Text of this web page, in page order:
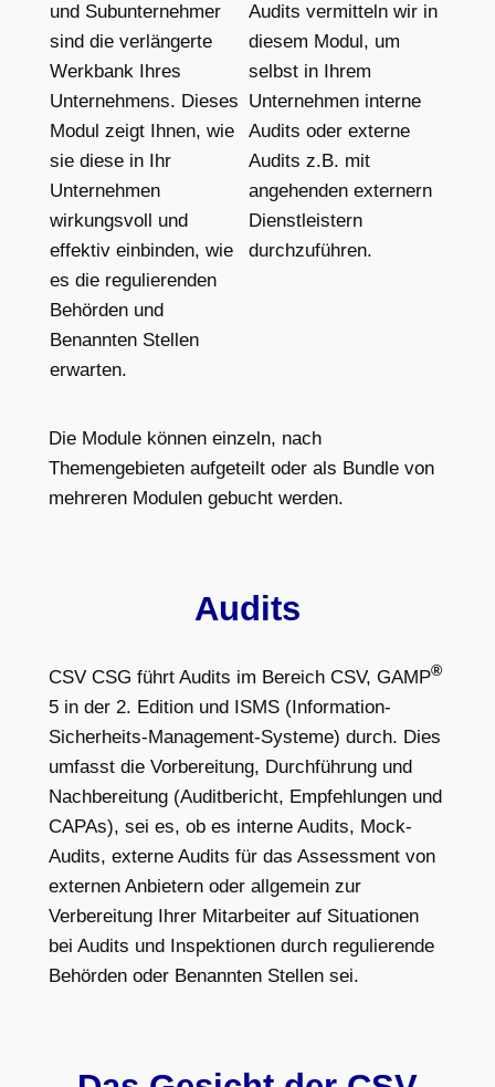
und Subunternehmer
sind die verlängerte
Werkbank Ihres
Unternehmens. Dieses
Modul zeigt Ihnen, wie
sie diese in Ihr
Unternehmen
wirkungsvoll und
effektiv einbinden, wie
es die regulierenden
Behörden und
Benannten Stellen
erwarten.
Audits vermitteln wir in
diesem Modul, um
selbst in Ihrem
Unternehmen interne
Audits oder externe
Audits z.B. mit
angehenden externern
Dienstleistern
durchzuführen.
Die Module können einzeln, nach
Themengebieten aufgeteilt oder als Bundle von
mehreren Modulen gebucht werden.
Audits
CSV CSG führt Audits im Bereich CSV, GAMP®
5 in der 2. Edition und ISMS (Information-
Sicherheits-Management-Systeme) durch. Dies
umfasst die Vorbereitung, Durchführung und
Nachbereitung (Auditbericht, Empfehlungen und
CAPAs), sei es, ob es interne Audits, Mock-
Audits, externe Audits für das Assessment von
externen Anbietern oder allgemein zur
Verbereitung Ihrer Mitarbeiter auf Situationen
bei Audits und Inspektionen durch regulierende
Behörden oder Benannten Stellen sei.